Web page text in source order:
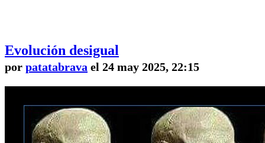
Evolución desigual
por patatabrava el 24 may 2025, 22:15